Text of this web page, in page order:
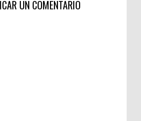
UN COMENTARIO